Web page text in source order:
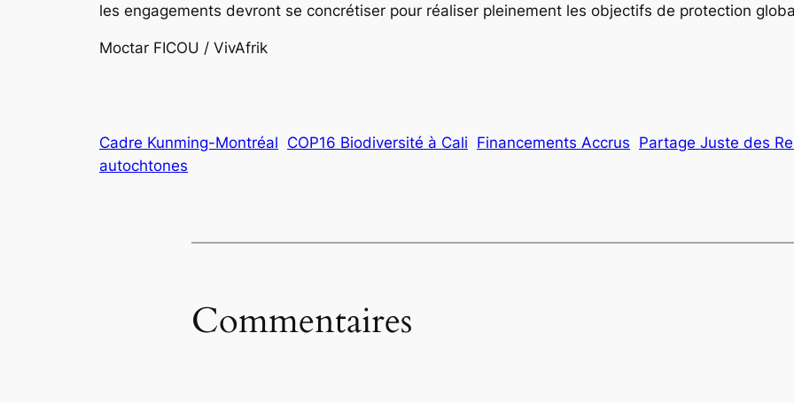
les engagements devront se concrétiser pour réaliser pleinement les objectifs de protection
Moctar FICOU / VivAfrik
Cadre Kunming-Montréal COP16 Biodiversité à Cali Financements Accrus Partage Juste des
autochtones
Commentaires